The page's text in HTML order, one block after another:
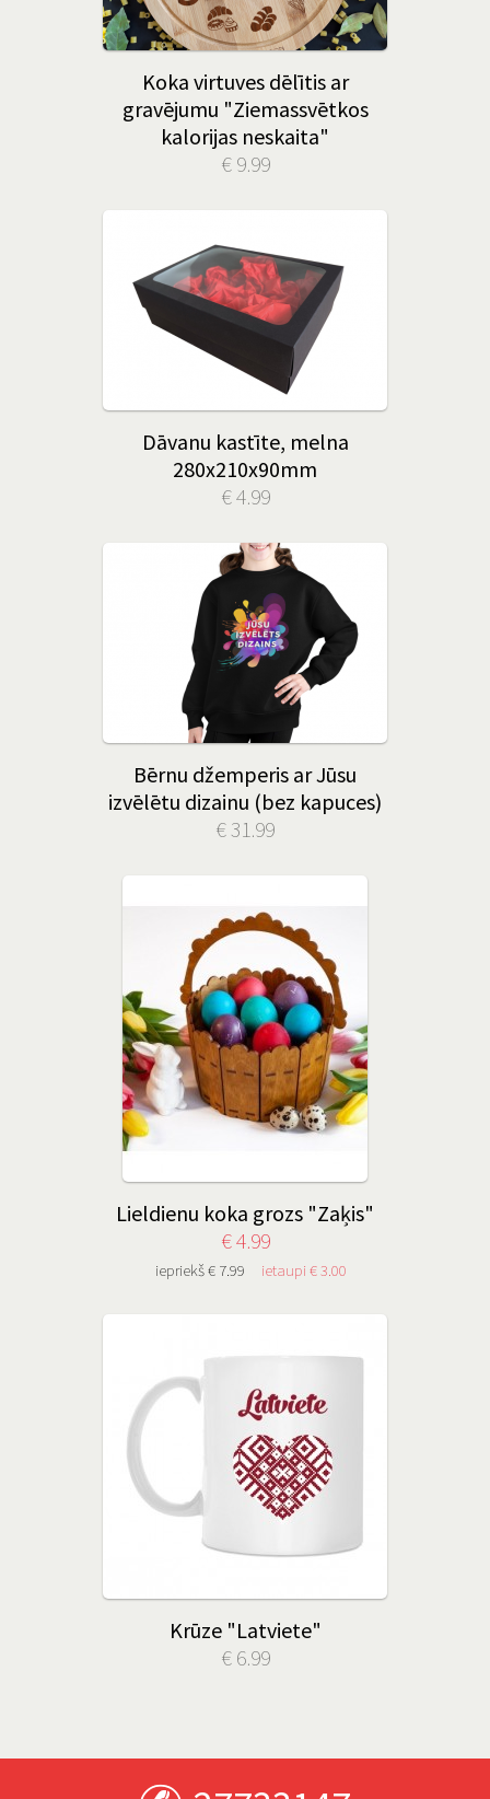
Koka virtuves dēlītis ar
gravējumu "Ziemassvētkos
kalorijas neskaita"
€ 9.99
Dāvanu kastīte, melna
280x210x90mm
€ 4.99
Bērnu džemperis ar Jūsu
izvēlētu dizainu (bez kapuces)
€ 31.99
Lieldienu koka grozs "Zaķis"
€ 4.99
iepriekš € 7.99 ietaupi € 3.00
Krūze "Latviete"
€ 6.99